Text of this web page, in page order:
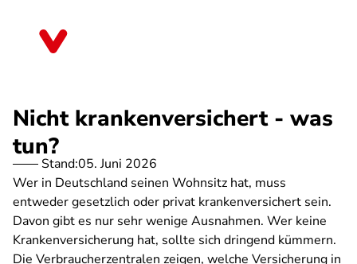
Nicht krankenversichert - was
tun?
Stand:05. Juni 2026
Wer in Deutschland seinen Wohnsitz hat, muss
entweder gesetzlich oder privat krankenversichert sein.
Davon gibt es nur sehr wenige Ausnahmen. Wer keine
Krankenversicherung hat, sollte sich dringend kümmern.
Die Verbraucherzentralen zeigen, welche Versicherung in